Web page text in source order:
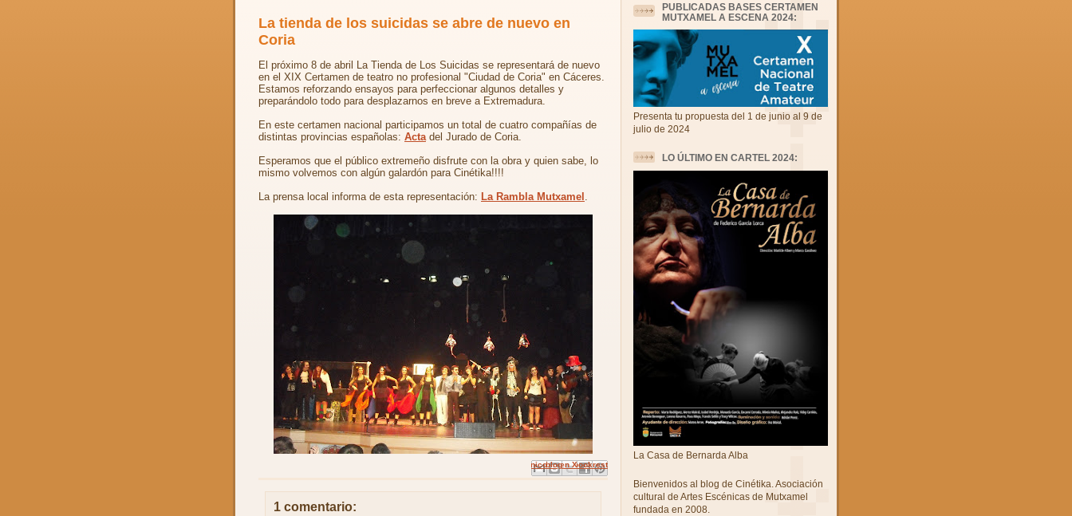
La tienda de los suicidas se abre de nuevo en
Coria
El próximo 8 de abril La Tienda de Los Suicidas se representará de nuevo
en el XIX Certamen de teatro no profesional "Ciudad de Coria" en Cáceres.
Estamos reforzando ensayos para perfeccionar algunos detalles y
preparándolo todo para desplazarnos en breve a Extremadura.
En este certamen nacional participamos un total de cuatro compañías de
distintas provincias españolas: Actadel Jurado de Coria.
Esperamos que el público extremeño disfrute con la obra y quien sabe, lo
mismo volvemos con algún galardón para Cinétika!!!!
La prensa local informa de esta representación: La Rambla Mutxamel .
Enviar por correo electrónico
Escribe un blog
Compartir en X
Compartir con Facebook
Compartir en Pinterest
1 comentario:
PUBLICADAS BASES CERTAMEN
MUTXAMEL A ESCENA 2024:
Presenta tu propuesta del 1 de junio al 9 de
julio de 2024
LO ÚLTIMO EN CARTEL 2024:
La Casa de Bernarda Alba
Bienvenidos al blog de Cinétika. Asociación
cultural de Artes Escénicas de Mutxamel
fundada en 2008.